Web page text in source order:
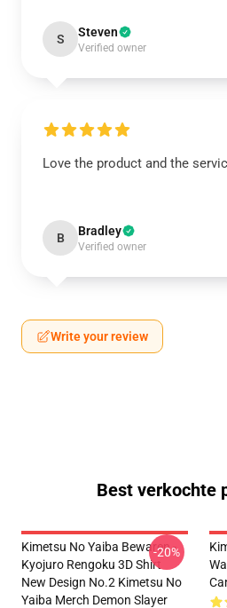
S Steven
Verified owner
Love the product and the
B Bradley
Verified owner
Write your review
Best verkochte
Kimetsu No Yaiba Bewaren -
Kyojuro Rengoku 3D Shirt
New Design No.2 Kimetsu No
Yaiba Merch Demon Slayer
-20%